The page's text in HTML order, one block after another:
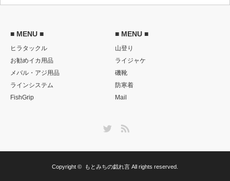
■ MENU ■
ヒラタックル
お勧めイカ用品
メバル・アジ用品
ラインシステム
FishGrip
■ MENU ■
山登り
ライジャケ
磯靴
防寒着
Mail
Copyright © もとみちの戯れ言 All rights reserved.